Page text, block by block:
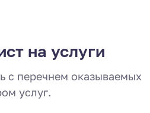
на услуги
с перечнем оказываемых
услуг.